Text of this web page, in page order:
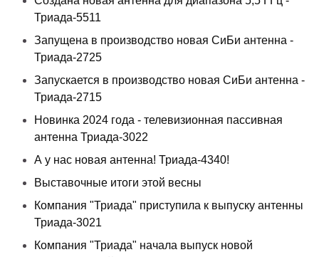
Триада-5511
Запущена в производство новая СиБи антенна -
Триада-2725
Запускается в производство новая СиБи антенна -
Триада-2715
Новинка 2024 года - телевизионная пассивная
антенна Триада-3022
А у нас новая антенна! Триада-4340!
Выставочные итоги этой весны
Компания "Триада" приступила к выпуску антенны
Триада-3021
Компания "Триада" начала выпуск новой